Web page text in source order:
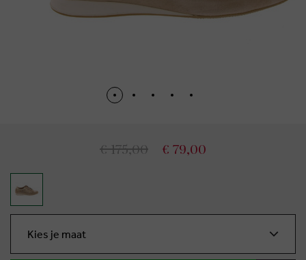
€ 175,00 € 79,00
Kies je maat